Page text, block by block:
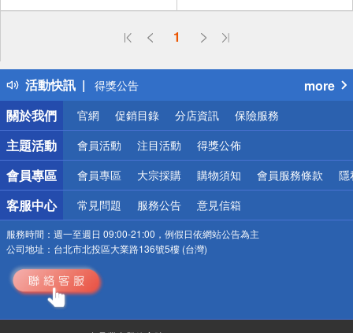
1
活動快訊
詐騙網頁！請小心！
得獎公告
熱門話題
銀行優惠
偏遠地區配送
詐騙網頁！請小心！
more
關於我們
官網 促銷目錄 分店資訊 保險服務
主題活動 會員活動 注目活動 得獎公佈
會員專區 會員專區 大宗採購 購物須知 會員服務條款 隱
客服中心 常見問題 服務公告 意見信箱
服務時間： 週一至週日 09:00-21:00，例假日依網站公告為主
公司地址： 台北市北投區大業路136號5樓 (台灣)